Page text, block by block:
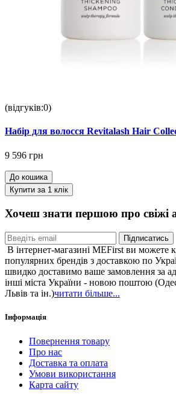
(відгуків:0)
Набір для волосся Revitalash Hair
9 596 грн
До кошика
Купити за 1 клiк
Хочеш знати першою про свіжі
Підписатись
В інтернет-магазині MEFirst ви можете
популярних брендів з доставкою по
швидко доставимо ваше замовлення за
інші міста України - новою поштою
Львів та ін.)читати більше...
Інформація
Повернення товару
Про нас
Доставка та оплата
Умови використання
Карта сайту